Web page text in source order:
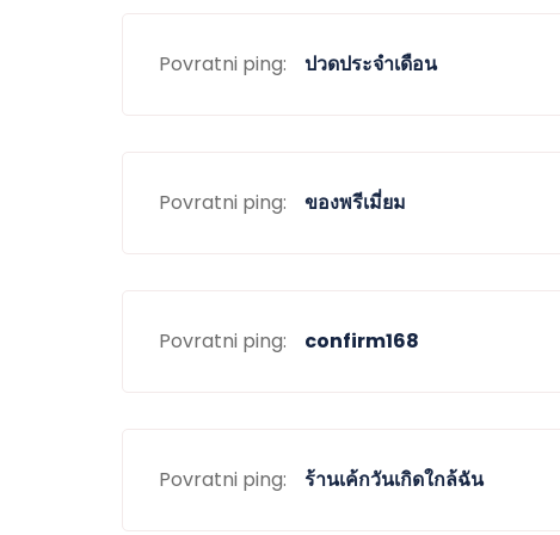
Povratni ping: ปวดประจำเดือน
Povratni ping: ของพรีเมี่ยม
Povratni ping: confirm168
Povratni ping: ร้านเค้กวันเกิดใกล้ฉัน